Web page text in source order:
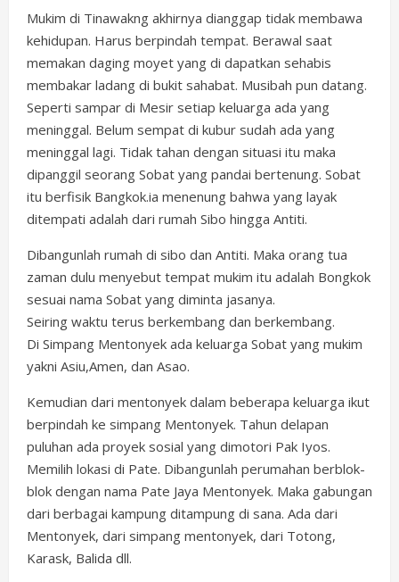
Mukim di Tinawakng akhirnya dianggap tidak membawa
kehidupan. Harus berpindah tempat. Berawal saat
memakan daging moyet yang di dapatkan sehabis
membakar ladang di bukit sahabat. Musibah pun datang.
Seperti sampar di Mesir setiap keluarga ada yang
meninggal. Belum sempat di kubur sudah ada yang
meninggal lagi. Tidak tahan dengan situasi itu maka
dipanggil seorang Sobat yang pandai bertenung. Sobat
itu berfisik Bangkok.ia menenung bahwa yang layak
ditempati adalah dari rumah Sibo hingga Antiti.
Dibangunlah rumah di sibo dan Antiti. Maka orang tua
zaman dulu menyebut tempat mukim itu adalah Bongkok
sesuai nama Sobat yang diminta jasanya.
Seiring waktu terus berkembang dan berkembang.
Di Simpang Mentonyek ada keluarga Sobat yang mukim
yakni Asiu,Amen, dan Asao.
Kemudian dari mentonyek dalam beberapa keluarga ikut
berpindah ke simpang Mentonyek. Tahun delapan
puluhan ada proyek sosial yang dimotori Pak Iyos.
Memilih lokasi di Pate. Dibangunlah perumahan berblok-
blok dengan nama Pate Jaya Mentonyek. Maka gabungan
dari berbagai kampung ditampung di sana. Ada dari
Mentonyek, dari simpang mentonyek, dari Totong,
Karask, Balida dll.